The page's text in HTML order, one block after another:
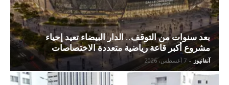
بعد سنوات من التوقف.. الدار البيضاء تعيد إحياء
مشروع أكبر قاعة رياضية متعددة الاختصاصات
آنفانيوز - 7 أغسطس، 2026